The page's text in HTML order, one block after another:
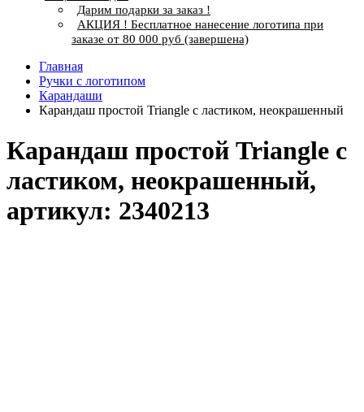
Дарим подарки за заказ !
АКЦИЯ ! Бесплатное нанесение логотипа при
заказе от 80 000 руб (завершена)
Главная
Ручки с логотипом
Карандаши
Карандаш простой Triangle с ластиком, неокрашенный
Карандаш простой Triangle с
ластиком, неокрашенный,
артикул: 2340213